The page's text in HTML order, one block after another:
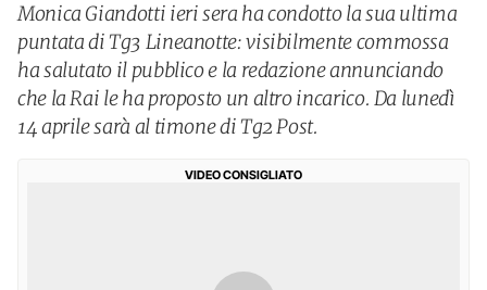
Monica Giandotti ieri sera ha condotto la sua ultima
puntata di Tg3 Lineanotte: visibilmente commossa
ha salutato il pubblico e la redazione annunciando
che la Rai le ha proposto un altro incarico. Da lunedì
14 aprile sarà al timone di Tg2 Post.
VIDEO CONSIGLIATO